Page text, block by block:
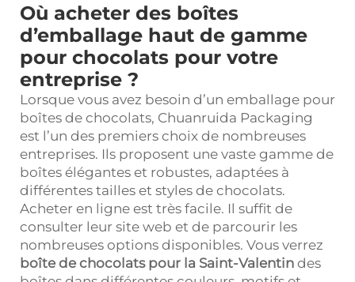
Où acheter des boîtes
d’emballage haut de gamme
pour chocolats pour votre
entreprise ?
Lorsque vous avez besoin d’un emballage pour
boîtes de chocolats, Chuanruida Packaging
est l’un des premiers choix de nombreuses
entreprises. Ils proposent une vaste gamme de
boîtes élégantes et robustes, adaptées à
différentes tailles et styles de chocolats.
Acheter en ligne est très facile. Il suffit de
consulter leur site web et de parcourir les
nombreuses options disponibles. Vous verrez
boîte de chocolats pour la Saint-Valentin des